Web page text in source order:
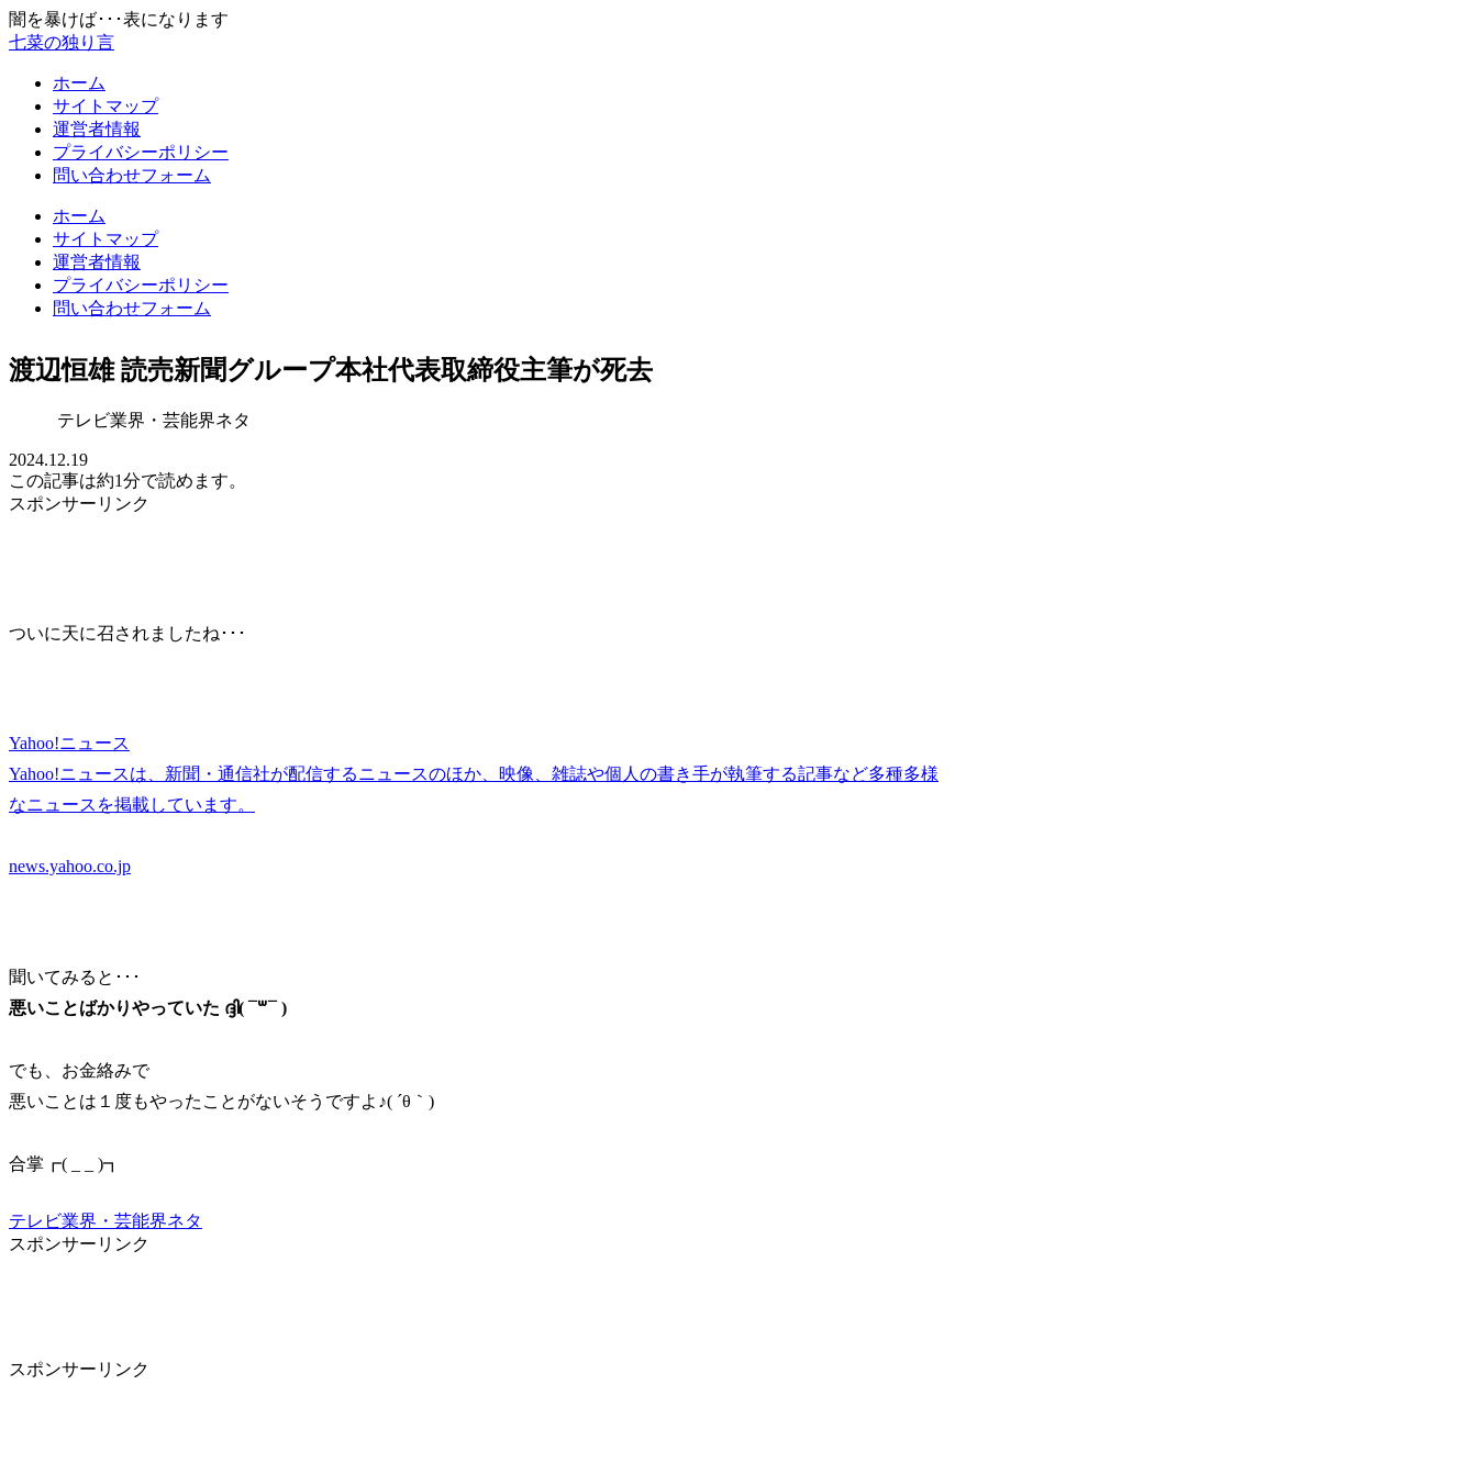
闇を暴けば･･･表になります
七菜の独り言
ホーム
サイトマップ
運営者情報
プライバシーポリシー
問い合わせフォーム
ホーム
サイトマップ
運営者情報
プライバシーポリシー
問い合わせフォーム
渡辺恒雄 読売新聞グループ本社代表取締役主筆が死去
テレビ業界・芸能界ネタ
2024.12.19
この記事は約1分で読めます。
スポンサーリンク
ついに天に召されましたね･･･
Yahoo!ニュース
Yahoo!ニュースは、新聞・通信社が配信するニュースのほか、映像、雑誌や個人の書き手が執筆する記事など多種多様
なニュースを掲載しています。
news.yahoo.co.jp
聞いてみると･･･
悪いことばかりやっていた ദ്ദി( ¯꒳¯ )
でも、お金絡みで
悪いことは１度もやったことがないそうですよ♪( ´θ｀)
合掌┏( _ _ )┓
テレビ業界・芸能界ネタ
スポンサーリンク
スポンサーリンク